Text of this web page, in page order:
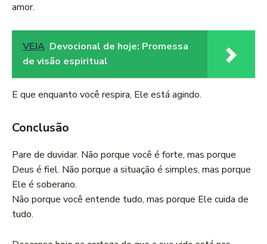
amor.
VEJA Devocional de hoje: Promessa
de visão espiritual
E que enquanto você respira, Ele está agindo.
Conclusão
Pare de duvidar. Não porque você é forte, mas porque
Deus é fiel. Não porque a situação é simples, mas porque
Ele é soberano.
Não porque você entende tudo, mas porque Ele cuida de
tudo.